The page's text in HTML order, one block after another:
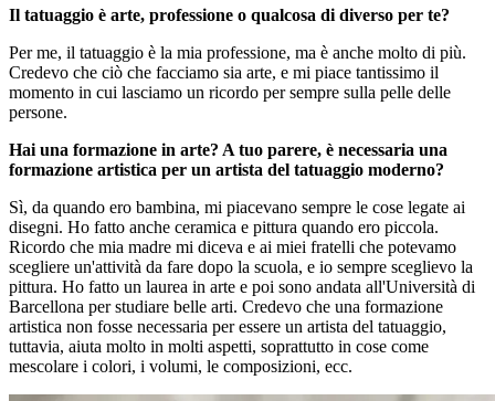
Il tatuaggio è arte, professione o qualcosa di diverso per te?
Per me, il tatuaggio è la mia professione, ma è anche molto di più.
Credevo che ciò che facciamo sia arte, e mi piace tantissimo il
momento in cui lasciamo un ricordo per sempre sulla pelle delle
persone.
Hai una formazione in arte? A tuo parere, è necessaria una
formazione artistica per un artista del tatuaggio moderno?
Sì, da quando ero bambina, mi piacevano sempre le cose legate ai
disegni. Ho fatto anche ceramica e pittura quando ero piccola.
Ricordo che mia madre mi diceva e ai miei fratelli che potevamo
scegliere un'attività da fare dopo la scuola, e io sempre sceglievo la
pittura. Ho fatto un laurea in arte e poi sono andata all'Università di
Barcellona per studiare belle arti. Credevo che una formazione
artistica non fosse necessaria per essere un artista del tatuaggio,
tuttavia, aiuta molto in molti aspetti, soprattutto in cose come
mescolare i colori, i volumi, le composizioni, ecc.